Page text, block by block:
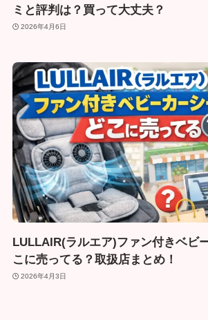
ミと評判は？買って大丈夫？
2026年4月6日
LULLAIR(ラルエア)ファン付きベビ
こに売ってる？取扱店まとめ！
2026年4月3日